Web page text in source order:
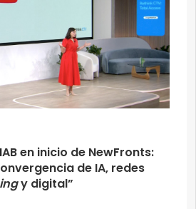
en inicio de NewFronts:
de IA, redes
y digital”